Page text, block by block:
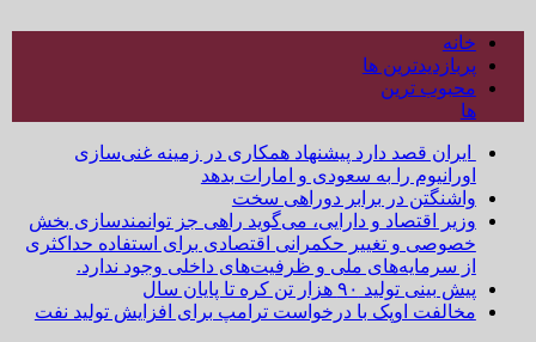
خانه
پربازدیدترین ها
محبوب ترین
ها
ایران قصد دارد پیشنهاد همکاری در زمینه غنی‌سازی
اورانیوم را به سعودی و امارات بدهد
واشنگتن در برابر دوراهی سخت
وزیر اقتصاد و دارایی، می‌گوید راهی جز توانمندسازی بخش
خصوصی و تغییر حکمرانی اقتصادی برای استفاده حداکثری
از سرمایه‌های ملی و ظرفیت‌های داخلی وجود ندارد.
پیش بینی تولید ۹۰ هزار تن کره تا پایان سال
مخالفت اوپک با درخواست ترامپ برای افزایش تولید نفت